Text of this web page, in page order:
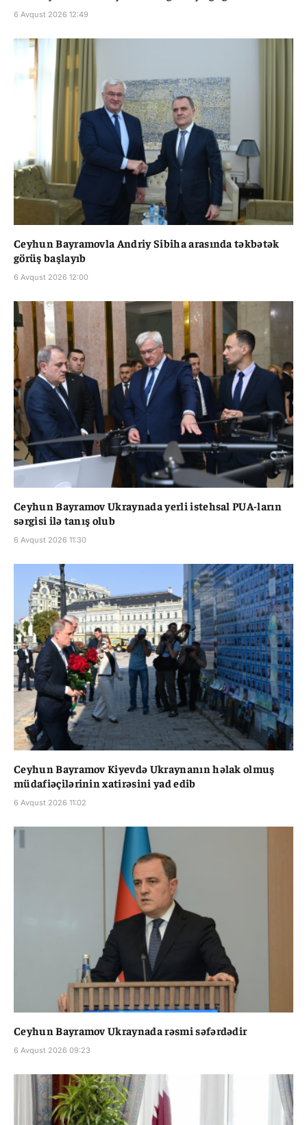
6 Avqust 2026 12:49
Ceyhun Bayramovla Andriy Sibiha arasında təkbətək
görüş başlayıb
6 Avqust 2026 12:00
Ceyhun Bayramov Ukraynada yerli istehsal PUA-ların
sərgisi ilə tanış olub
6 Avqust 2026 11:30
Ceyhun Bayramov Kiyevdə Ukraynanın həlak olmuş
müdafiəçilərinin xatirəsini yad edib
6 Avqust 2026 11:02
Ceyhun Bayramov Ukraynada rəsmi səfərdədir
6 Avqust 2026 09:23